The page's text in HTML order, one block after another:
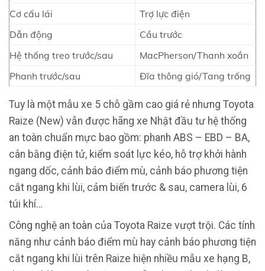
Cơ cấu lái
Trợ lực điện
Dẫn động
Cầu trước
Hệ thống treo trước/sau
MacPherson/Thanh xoắn
Phanh trước/sau
Đĩa thông gió/Tang trống
Tuy là một mẫu xe 5 chỗ gầm cao giá rẻ nhưng Toyota
Raize (New) vẫn được hãng xe Nhật đầu tư hệ thống
an toàn chuẩn mực bao gồm: phanh ABS – EBD – BA,
cân bằng điện tử, kiểm soát lực kéo, hỗ trợ khởi hành
ngang dốc, cảnh báo điểm mù, cảnh báo phương tiện
cắt ngang khi lùi, cảm biến trước & sau, camera lùi, 6
túi khí…
Công nghệ an toàn của Toyota Raize vượt trội. Các tính
năng như cảnh báo điểm mù hay cảnh báo phương tiện
cắt ngang khi lùi trên Raize hiện nhiều mẫu xe hạng B,